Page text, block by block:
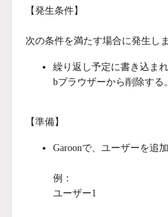
【発生条件】
次の条件を満たす場合に発生しま
繰り返し予定に書き込ま
bブラウザーから削除する。
【準備】
Garoonで、ユーザーを追加
例：
ユーザー1